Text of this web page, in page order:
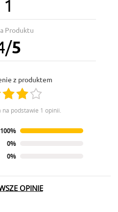
1
Produktu
/5
z produktem
na podstawie 1 opinii.
100%
0%
0%
OPINIE